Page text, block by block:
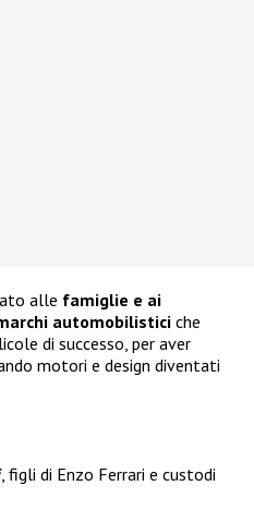
alle famiglie e ai
automobilistici che
di successo, per aver
motori e design diventati
, figli di Enzo Ferrari e custodi